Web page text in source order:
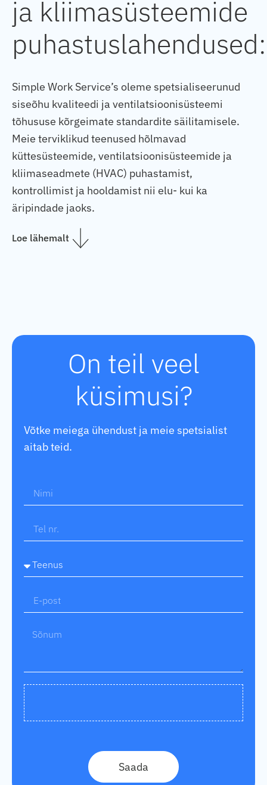
ja kliimasüsteemide
puhastuslahendused:
Simple Work Service’s oleme spetsialiseerunud
siseõhu kvaliteedi ja ventilatsioonisüsteemi
tõhususe kõrgeimate standardite säilitamisele.
Meie terviklikud teenused hõlmavad
küttesüsteemide, ventilatsioonisüsteemide ja
kliimaseadmete (HVAC) puhastamist,
kontrollimist ja hooldamist nii elu- kui ka
äripindade jaoks.
Loe lähemalt
On teil veel
küsimusi?
Võtke meiega ühendust ja meie spetsialist
aitab teid.
Saada